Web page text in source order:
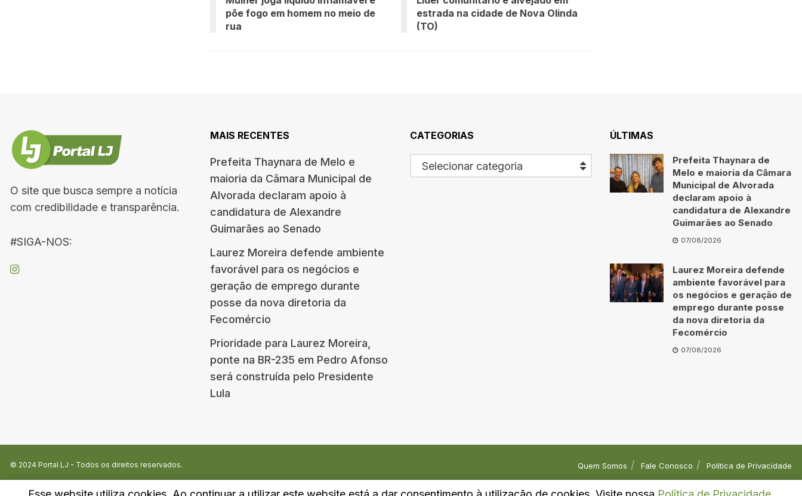
põe fogo em homem no meio de
rua
estrada na cidade de Nova Olinda
(TO)
O site que busca sempre a notícia
com credibilidade e transparência.
#SIGA-NOS:
MAIS RECENTES
Prefeita Thaynara de Melo e
maioria da Câmara Municipal de
Alvorada declaram apoio à
candidatura de Alexandre
Guimarães ao Senado
Laurez Moreira defende ambiente
favorável para os negócios e
geração de emprego durante
posse da nova diretoria da
Fecomércio
Prioridade para Laurez Moreira,
ponte na BR-235 em Pedro Afonso
será construída pelo Presidente
Lula
CATEGORIAS
Selecionar categoria
ÚLTIMAS
Prefeita Thaynara de
Melo e maioria da Câmara
Municipal de Alvorada
declaram apoio à
candidatura de Alexandre
Guimarães ao Senado
07/08/2026
Laurez Moreira defende
ambiente favorável para
os negócios e geração de
emprego durante posse
da nova diretoria da
Fecomércio
07/08/2026
Quem Somos Fale Conosco Política de Privacidade
© 2024 Portal LJ - Todos os direitos reservados.